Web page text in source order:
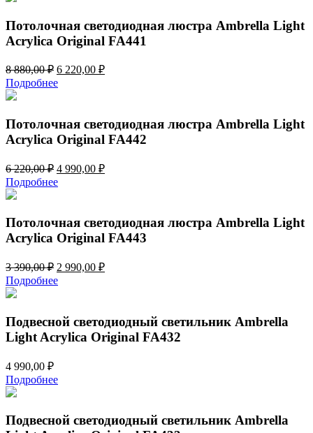
Потолочная светодиодная люстра Ambrella Light
Acrylica Original FA441
8 880,00₽ Первоначальная
цена
составляла
6 220,00 ₽Текущая
Подробнее
Потолочная светодиодная люстра Ambrella Light
Acrylica Original FA442
6 220,00₽ Первоначальная
цена
составляла
220,00 ₽.
4 990,00 ₽Текущая
Подробнее
Потолочная светодиодная люстра Ambrella Light
Acrylica Original FA443
3 390,00₽ Первоначальная
цена
составляла
390,00 ₽.
2 990,00 ₽Текущая
Подробнее
Подвесной светодиодный светильник Ambrella
Light Acrylica Original FA432
4 990,00 ₽
Подробнее
Подвесной светодиодный светильник Ambrella